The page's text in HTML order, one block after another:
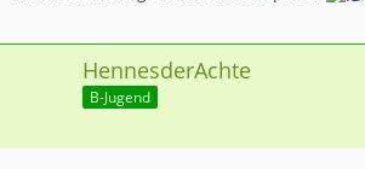
HennesderAchte
B-Jugend